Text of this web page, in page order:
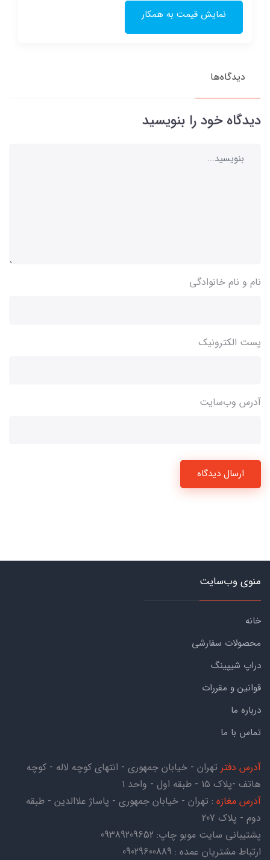
نمایش قیمت به همکار
دیدگاه‌ها
دیدگاه خود را بنویسید
نام و نام خانوادگی
پست الکترونیک
آدرس وب‌سایت
ارسال دیدگاه
منوی وب‌سایت
خانه
محصولات سفارشی
دراپ شیپینگ
قوانین و مقررات
درباره ما
تماس با ما
آدرس دفتر تهران - خیابان جمهوری - انتهای کوچه لاله - کوچه
هاتف -پلاک ۱۵ - طبقه اول - واحد ۱
آدرس مغازه : تهران - خیابان جمهوری - پاساژ علاالدین - طبقه
دوم - پلاک 207
پشتیبانی سایت موبو چاپ: 09389209652
ارتباط مشتریان عمده : 09029600889